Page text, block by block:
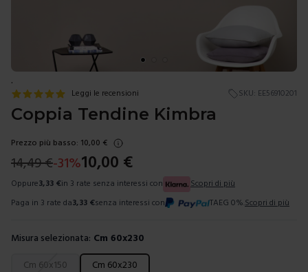
.
Leggi le recensioni SKU: EE56910201
Coppia Tendine Kimbra
Prezzo più basso: 10,00 €
14,49€-31%10,00 €
Oppure3,33 €in 3 rate senza interessi con
Scopri di più
Paga in 3 rate da3,33 €senza interessi con TAEG 0%. Scopri di più
Misura selezionata: Cm 60x230
Scegli una misura
Cm 60x150 Cm 60x230